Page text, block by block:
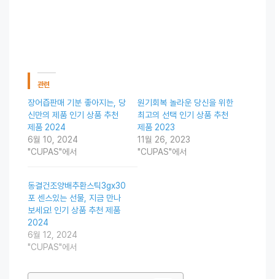
관련
장어즙판매 기분 좋아지는, 당
신만의 제품 인기 상품 추천
제품 2024
6월 10, 2024
"CUPAS"에서
원기회복 놀라운 당신을 위한
최고의 선택 인기 상품 추천
제품 2023
11월 26, 2023
"CUPAS"에서
동결건조양배추환스틱3gx30
포 센스있는 선물, 지금 만나
보세요! 인기 상품 추천 제품
2024
6월 12, 2024
"CUPAS"에서